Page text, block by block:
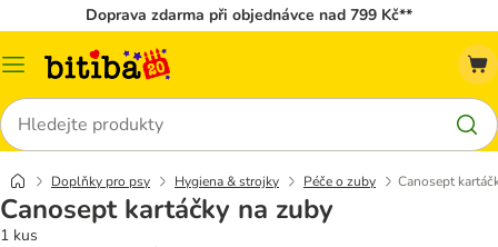
Doprava zdarma při objednávce nad 799 Kč**
Kategorie
Hledat
Doplňky pro psy Hygiena & strojky Péče o zuby Canosept
Canosept kartáčky na zuby
1 kus